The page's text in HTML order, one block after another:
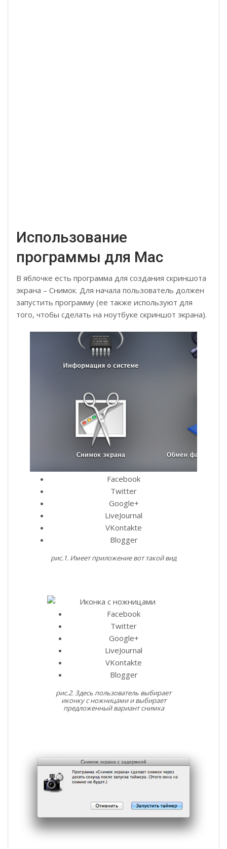
Использование
программы для Mac
В яблочке есть программа для создания скриншота
экрана – Снимок. Для начала пользователь должен
запустить программу (ее также используют для
того, чтобы сделать на ноутбуке скриншот экрана).
Facebook
Twitter
Google+
LiveJournal
VKontakte
Blogger
рис.1. Имеет приложение вот такой вид
Facebook
Twitter
Google+
LiveJournal
VKontakte
Blogger
рис.2. Здесь пользователь выбирает
иконку с ножницами и выбирает
предложенный вариант снимка